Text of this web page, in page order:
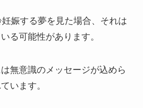
娠する夢を見た場合、それは
る可能性があります。
無意識のメッセージが込めら
います。